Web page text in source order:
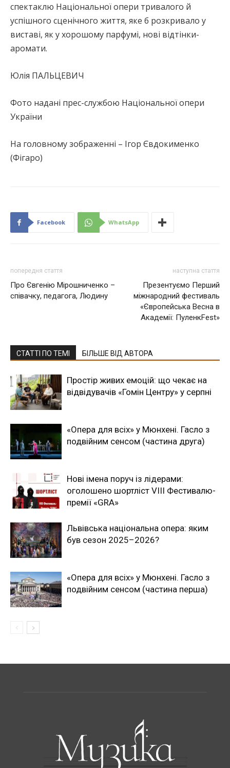
спектаклю Національної опери тривалого й
успішного сценічного життя, яке б розкривало у
виставі, як у хорошому парфумі, нові відтінки-
аромати.
Юлія ПАЛЬЦЕВИЧ
Фото надані прес-службою Національної опери
України
На головному зображенні – Ігор Євдокименко
(Фігаро)
Facebook WhatsApp
попередня стаття
Про Євгенію Мірошниченко –
співачку, педагога, Людину
наступна стаття
Презентуємо Перший
міжнародний фестиваль
«Європейська Весна в
Академії: ПуленкFest»
СТАТТІ ПО ТЕМІ БІЛЬШЕ ВІД АВТОРА
Простір живих емоцій: що чекає на
відвідувачів «Гомін Центру» у серпні
«Опера для всіх» у Мюнхені. Гасло з
подвійним сенсом (частина друга)
Нові імена поруч із лідерами:
оголошено шортліст VIII Фестивалю-
премії «GRA»
Львівська національна опера: яким
був сезон 2025–2026?
«Опера для всіх» у Мюнхені. Гасло з
подвійним сенсом (частина перша)